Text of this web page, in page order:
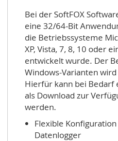
Bei der SoftFOX
eine 32/64-Bit
die Betriebssysteme
XP, Vista, 7, 8, 10 oder
entwickelt wurde. Der
Windows-Varianten
Hierfür kann bei Bedarf
als Download zur
werden.
Flexible
Datenlogger